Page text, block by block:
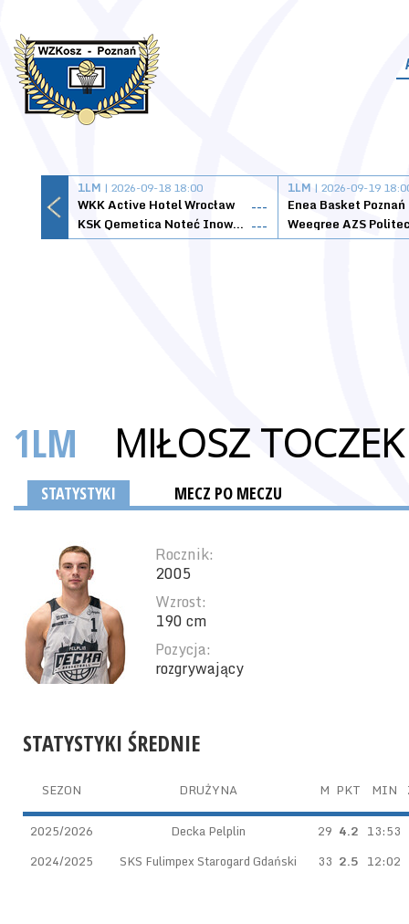
1LM | 2026-09-18 18:00
WKK Active Hotel Wrocław
---
KSK Qemetica Noteć Inowrocław ---
1LM | 2026-09-19
Enea Basket Poznań
1LM MIŁOSZ TOCZEK
STATYSTYKI MECZ PO MECZU
Rocznik:
2005
Wzrost:
190 cm
Pozycja:
rozgrywający
STATYSTYKI ŚREDNIE
SEZON DRUŻYNA M PKT MIN
2025/2026 Decka Pelplin 29 4.2 13:53
2024/2025
SKS Fulimpex Starogard Gdański 33 2.5 12:02